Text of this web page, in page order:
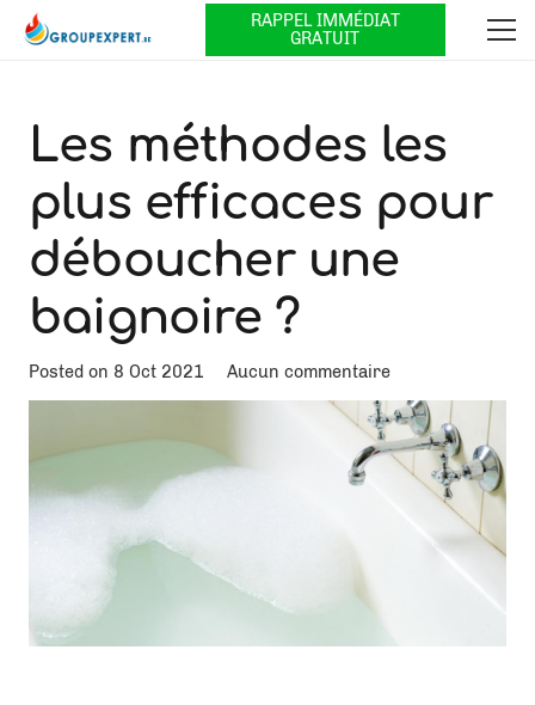
RAPPEL IMMÉDIAT
GRATUIT
Les méthodes les
plus efficaces pour
déboucher une
baignoire ?
Posted on 8 Oct 2021 Aucun commentaire